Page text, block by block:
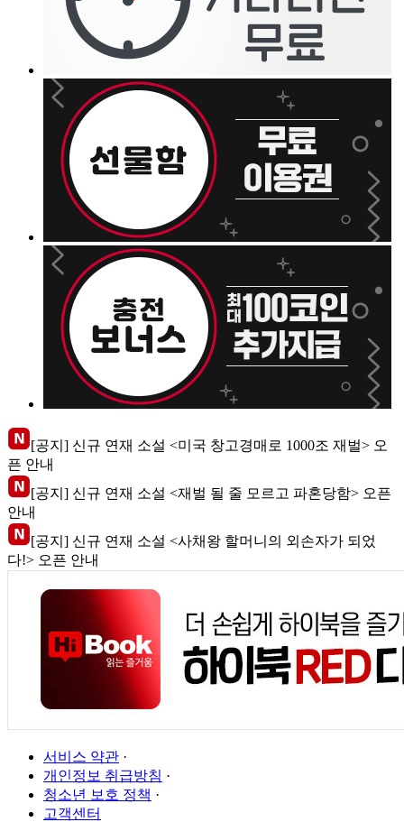
[공지] 신규 연재 소설 <미국 창고경매로 1000조 재벌> 오
픈 안내
[공지] 신규 연재 소설 <재벌 될 줄 모르고 파혼당함> 오픈
안내
[공지] 신규 연재 소설 <사채왕 할머니의 외손자가 되었
다!> 오픈 안내
서비스 약관 ·
개인정보 취급방침 ·
청소년 보호 정책 ·
고객센터